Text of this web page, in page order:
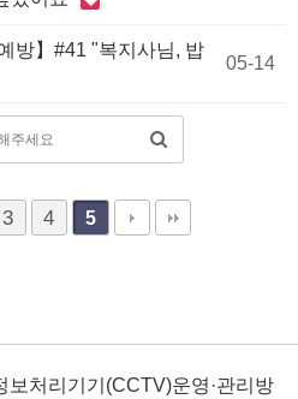
방】#41 "복지사님, 밥
05-14
3 4 5
보처리기기(CCTV)운영·관리방